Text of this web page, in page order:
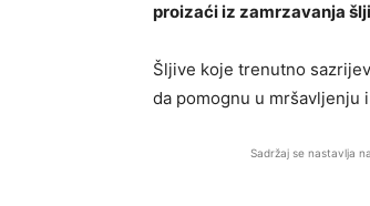
proizaći iz zamrzavanja
Šljive koje trenutno
da pomognu u mršavljenju
Sadržaj se nastavlja